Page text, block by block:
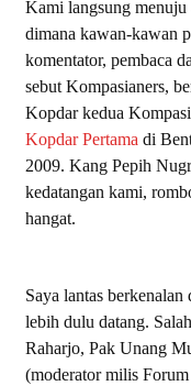
Kami langsung menuju
dimana kawan-kawan
komentator, pembaca
sebut Kompasianers,
Kopdar kedua
Kopdar Pertama di
2009. Kang Pepih
kedatangan kami,
hangat.
Saya lantas
lebih dulu datang.
Raharjo, Pak Unang
(moderator milis